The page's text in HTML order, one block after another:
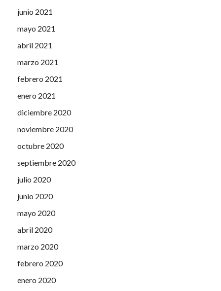
junio 2021
mayo 2021
abril 2021
marzo 2021
febrero 2021
enero 2021
diciembre 2020
noviembre 2020
octubre 2020
septiembre 2020
julio 2020
junio 2020
mayo 2020
abril 2020
marzo 2020
febrero 2020
enero 2020